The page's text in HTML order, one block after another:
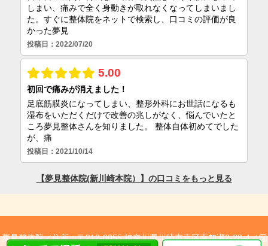
夢見整体院／住所：〒212-0055 神奈川県川崎市幸区南加瀬2-28-4／電